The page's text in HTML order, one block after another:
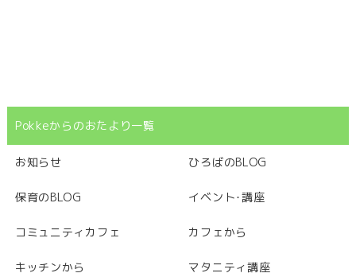
Pokkeからのおたより一覧
お知らせ ひろばのBLOG
保育のBLOG イベント･講座
コミュニティカフェ カフェから
キッチンから マタニティ講座